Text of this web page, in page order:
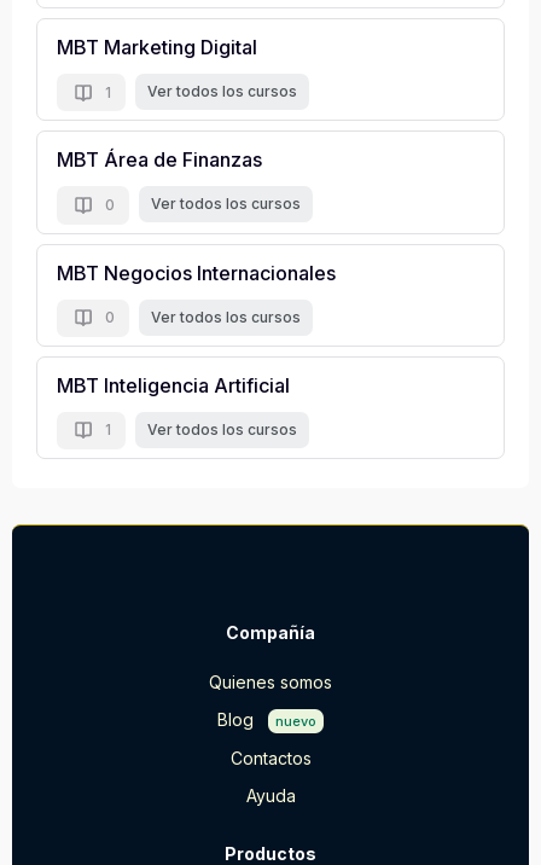
MBT Marketing Digital
1 Ver todos los cursos
MBT Área de Finanzas
0 Ver todos los cursos
MBT Negocios Internacionales
0 Ver todos los cursos
MBT Inteligencia Artificial
1 Ver todos los cursos
Compañía
Quienes somos
Blog
nuevo
Contactos
Ayuda
Productos